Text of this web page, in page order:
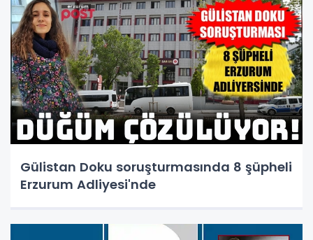
Gülistan Doku soruşturmasında 8 şüpheli
Erzurum Adliyesi'nde